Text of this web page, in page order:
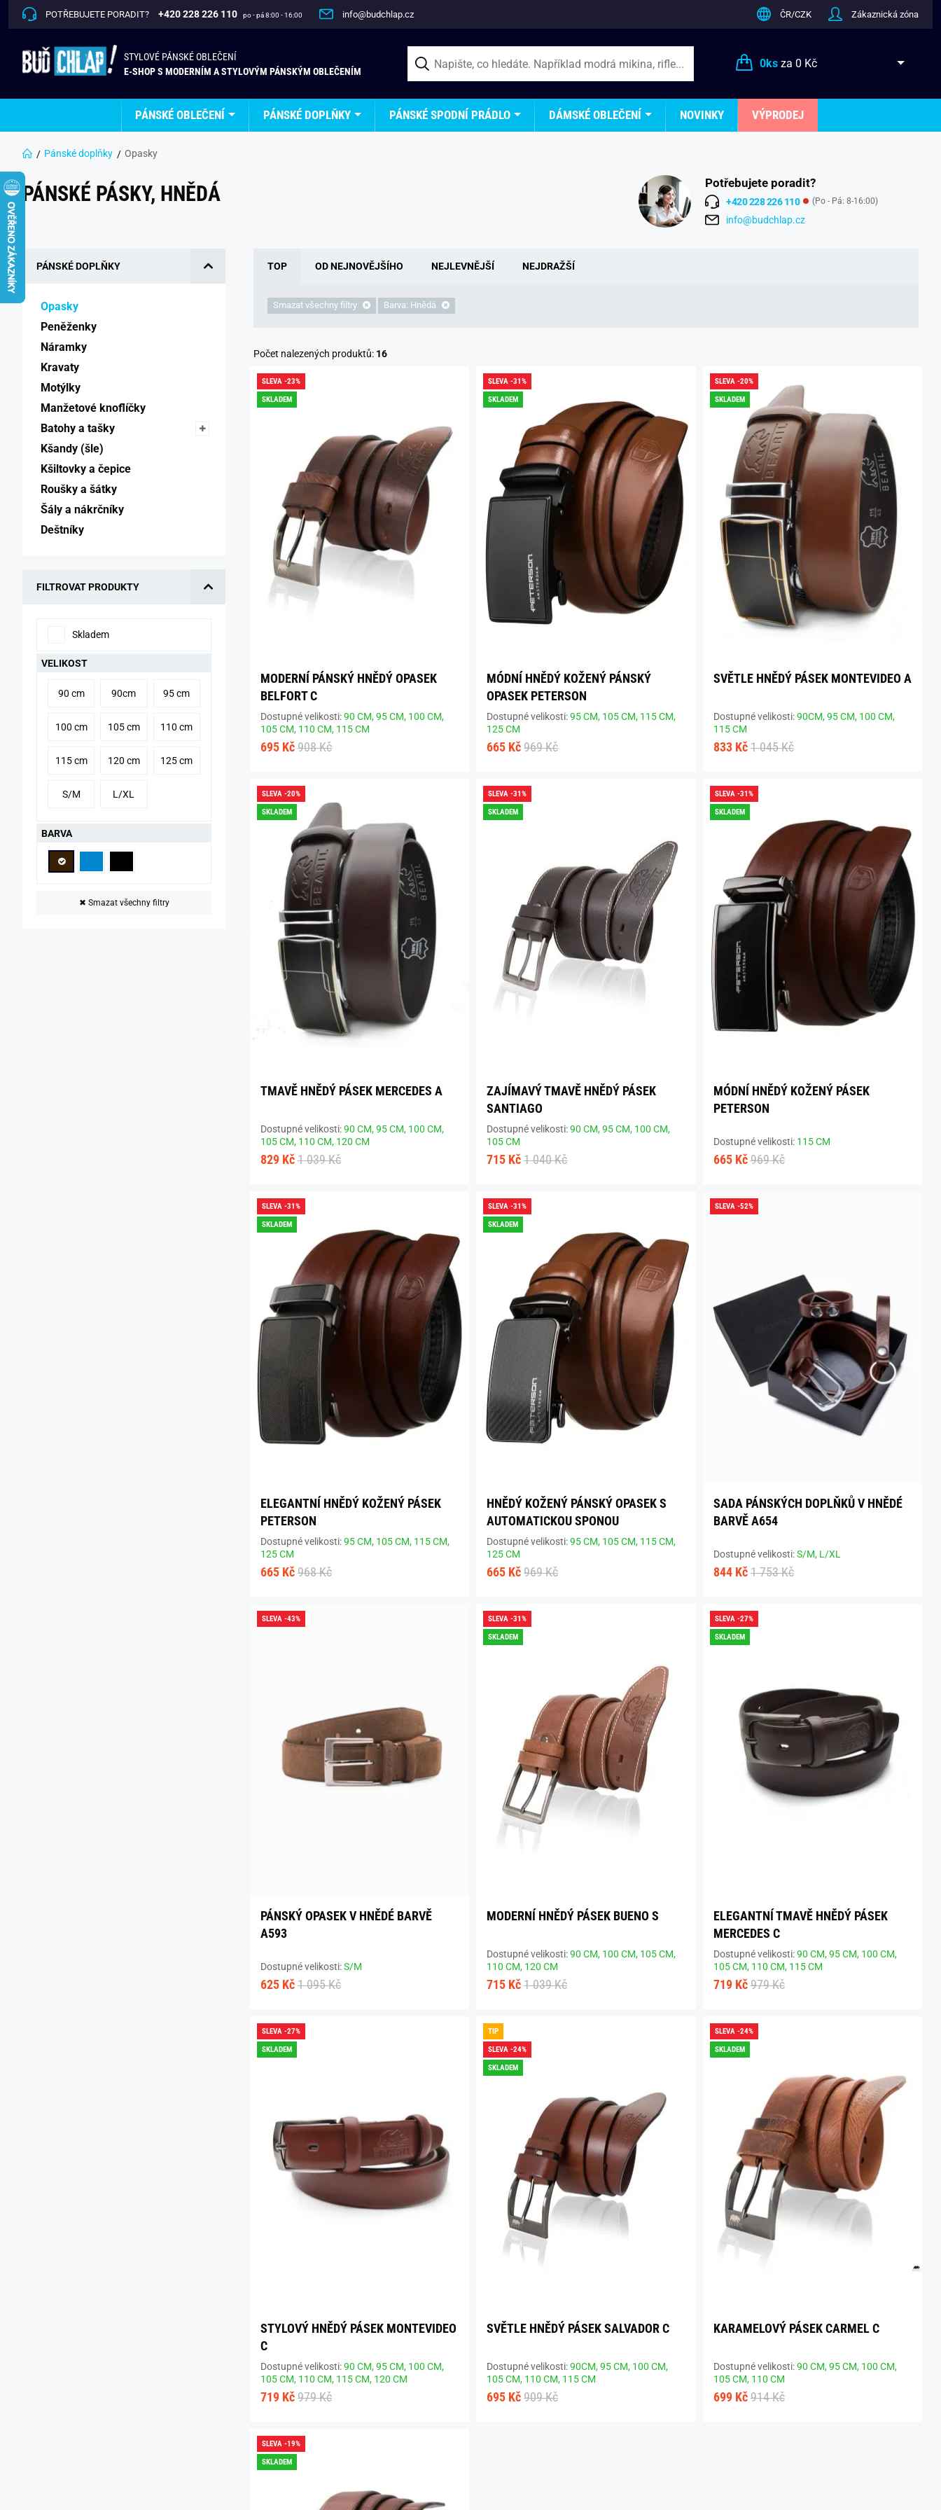
POTŘEBUJETE PORADIT? +420 228 226 110 po - pá 8:00 - 16:00 info@budchlap.cz ČR/CZK Zákaznická zóna
STYLOVÉ PÁNSKÉ OBLEČENÍ
E-SHOP S MODERNÍM A STYLOVÝM PÁNSKÝM OBLEČENÍM
0ksza 0 Kč
PÁNSKÉ OBLEČENÍ PÁNSKÉ DOPLŇKY PÁNSKÉ SPODNÍ PRÁDLO DÁMSKÉ OBLEČENÍ NOVINKY VÝPRODEJ
Pánské doplňky Opasky
PÁNSKÉ PÁSKY, HNĚDÁ Potřebujete poradit?
+420 228 226 110 (Po - Pá: 8-16:00)
info@budchlap.cz
PÁNSKÉ DOPLŇKY
Opasky
Peněženky
Náramky
Kravaty
Motýlky
Manžetové knoflíčky
Batohy a tašky
Kšandy (šle)
Kšiltovky a čepice
Roušky a šátky
Šály a nákrčníky
Deštníky
FILTROVAT PRODUKTY
Skladem
VELIKOST
90 cm 90cm 95 cm
100 cm 105 cm 110 cm
115 cm 120 cm 125 cm
S/M L/XL
BARVA
✖ Smazat všechny filtry
TOP OD NEJNOVĚJŠÍHO NEJLEVNĚJŠÍ NEJDRAŽŠÍ
Smazat všechny filtry Barva: Hnědá
Počet nalezených produktů: 16
SLEVA -23%
SKLADEM
MODERNÍ PÁNSKÝ HNĚDÝ OPASEK
BELFORT C
Dostupné velikosti:90 CM,95 CM, 100 CM,
105 CM, 110 CM, 115 CM
695 Kč 908 Kč
SLEVA -31%
SKLADEM
MÓDNÍ HNĚDÝ KOŽENÝ PÁNSKÝ
OPASEK PETERSON
Dostupné velikosti:95 CM, 105 CM, 115 CM,
125 CM
665 Kč 969 Kč
SLEVA -20%
SKLADEM
SVĚTLE HNĚDÝ PÁSEK MONTEVIDEO A
Dostupné velikosti:90CM,95 CM, 100 CM,
115 CM
833 Kč 1 045 Kč
SLEVA -20%
SKLADEM
TMAVĚ HNĚDÝ PÁSEK MERCEDES A
Dostupné velikosti:90 CM,95 CM, 100 CM,
105 CM, 110 CM, 120 CM
829 Kč 1 039 Kč
SLEVA -31%
SKLADEM
ZAJÍMAVÝ TMAVĚ HNĚDÝ PÁSEK
SANTIAGO
Dostupné velikosti:90 CM,95 CM, 100 CM,
105 CM
715 Kč 1 040 Kč
SLEVA -31%
SKLADEM
MÓDNÍ HNĚDÝ KOŽENÝ PÁSEK
PETERSON
Dostupné velikosti: 115 CM
665 Kč 969 Kč
SLEVA -31%
SKLADEM
ELEGANTNÍ HNĚDÝ KOŽENÝ PÁSEK
PETERSON
Dostupné velikosti:95 CM, 105 CM, 115 CM,
125 CM
665 Kč 968 Kč
SLEVA -31%
SKLADEM
HNĚDÝ KOŽENÝ PÁNSKÝ OPASEK S
AUTOMATICKOU SPONOU
Dostupné velikosti:95 CM, 105 CM, 115 CM,
125 CM
665 Kč 969 Kč
SLEVA -52%
SADA PÁNSKÝCH DOPLŇKŮ V HNĚDÉ
BARVĚ A654
Dostupné velikosti:S/M, L/XL
844 Kč 1 753 Kč
SLEVA -43%
PÁNSKÝ OPASEK V HNĚDÉ BARVĚ
A593
Dostupné velikosti:S/M
625 Kč 1 095 Kč
SLEVA -31%
SKLADEM
MODERNÍ HNĚDÝ PÁSEK BUENO S
Dostupné velikosti:90 CM, 100 CM, 105 CM,
110 CM, 120 CM
715 Kč 1 039 Kč
SLEVA -27%
SKLADEM
ELEGANTNÍ TMAVĚ HNĚDÝ PÁSEK
MERCEDES C
Dostupné velikosti:90 CM,95 CM, 100 CM,
105 CM, 110 CM, 115 CM
719 Kč 979 Kč
SLEVA -27%
SKLADEM
STYLOVÝ HNĚDÝ PÁSEK MONTEVIDEO
C
Dostupné velikosti:90 CM,95 CM, 100 CM,
105 CM, 110 CM, 115 CM, 120 CM
719 Kč 979 Kč
TIP
SLEVA -24%
SKLADEM
SVĚTLE HNĚDÝ PÁSEK SALVADOR C
Dostupné velikosti:90CM,95 CM, 100 CM,
105 CM, 110 CM, 115 CM
695 Kč 909 Kč
SLEVA -24%
SKLADEM
KARAMELOVÝ PÁSEK CARMEL C
Dostupné velikosti:90 CM,95 CM, 100 CM,
105 CM, 110 CM
699 Kč 914 Kč
SLEVA -19%
SKLADEM